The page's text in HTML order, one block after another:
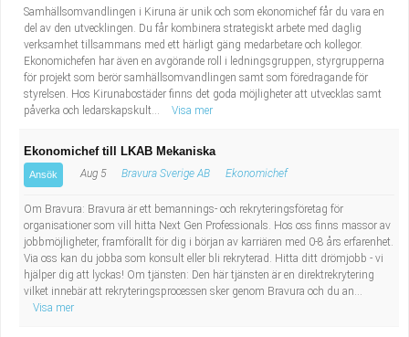
Samhällsomvandlingen i Kiruna är unik och som ekonomichef får du vara en
del av den utvecklingen. Du får kombinera strategiskt arbete med daglig
verksamhet tillsammans med ett härligt gäng medarbetare och kollegor.
Ekonomichefen har även en avgörande roll i ledningsgruppen, styrgrupperna
för projekt som berör samhällsomvandlingen samt som föredragande för
styrelsen. Hos Kirunabostäder finns det goda möjligheter att utvecklas samt
påverka och ledarskapskult...
Visa mer
Ekonomichef till LKAB Mekaniska
Ansök Aug 5 Bravura Sverige AB Ekonomichef
Om Bravura: Bravura är ett bemannings- och rekryteringsföretag för
organisationer som vill hitta Next Gen Professionals. Hos oss finns massor av
jobbmöjligheter, framförallt för dig i början av karriären med 0-8 års erfarenhet.
Via oss kan du jobba som konsult eller bli rekryterad. Hitta ditt drömjobb - vi
hjälper dig att lyckas! Om tjänsten: Den här tjänsten är en direktrekrytering
vilket innebär att rekryteringsprocessen sker genom Bravura och du an...
Visa mer